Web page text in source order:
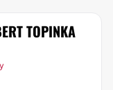
TOPINKA